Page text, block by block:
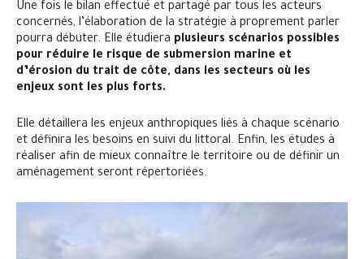
Une fois le bilan effectué et partagé par tous les acteurs
concernés, l’élaboration de la stratégie à proprement parler
pourra débuter. Elle étudiera plusieurs scénarios possibles
pour réduire le risque de submersion marine et
d’érosion du trait de côte, dans les secteurs où les
enjeux sont les plus forts.
Elle détaillera les enjeux anthropiques liés à chaque scénario
et définira les besoins en suivi du littoral. Enfin, les études à
réaliser afin de mieux connaître le territoire ou de définir un
aménagement seront répertoriées.